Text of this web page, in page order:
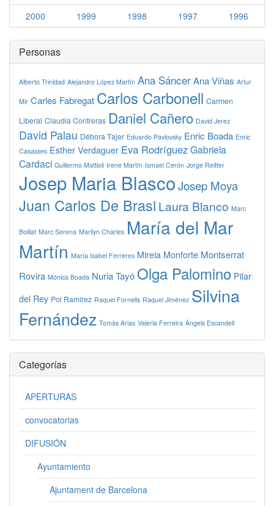
2000
1999 1998 1997 1996
Personas
Alberto Trinidad Alejandro López Martín Ana SáncerAna Viñas Artur
Mir Carles Fabregat Carlos Carbonell Carmen
Liberal Claudia Contreras Daniel Cañero David Jerez
David Palau Débora Tajer Eduardo Pavlovsky Enric Boada Enric
Casasses Esther Verdaguer Eva RodríguezGabriela
Cardaci Guillermo Mattioli Irene Martín Ismael Cerón Jorge Reitter
Josep Maria BlascoJosep Moya
Juan Carlos De Brasi Laura Blanco Marc
Boillat Marc Serena Marilyn Charles María del Mar
Martín María Isabel Ferreres Mireia Monforte Montserrat
Rovira Mónica Boada Nuria Tayó Olga Palomino Pilar
del Rey Pol Ramírez Raquel Fornells Raquel Jiménez Silvina
Fernández Tomàs Arias Valeria Ferreira Àngels Escandell
Categorías
APERTURAS
convocatorias
DIFUSIÓN
Ayuntamiento
Ajuntament de Barcelona